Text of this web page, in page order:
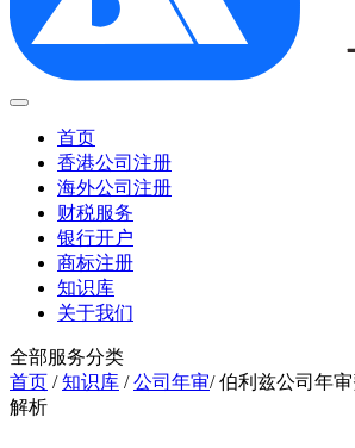
首页
香港公司注册
海外公司注册
财税服务
银行开户
商标注册
知识库
关于我们
全部服务分类
首页 /知识库 /公司年审/ 伯利兹公司年
解析